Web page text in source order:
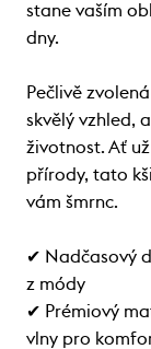
stane vaším
dny.
Pečlivě
skvělý vzhled,
životnost. Ať
přírody, tato
vám šmrnc.
✔ Nadčasový
z módy
✔ Prémiový
vlny pro